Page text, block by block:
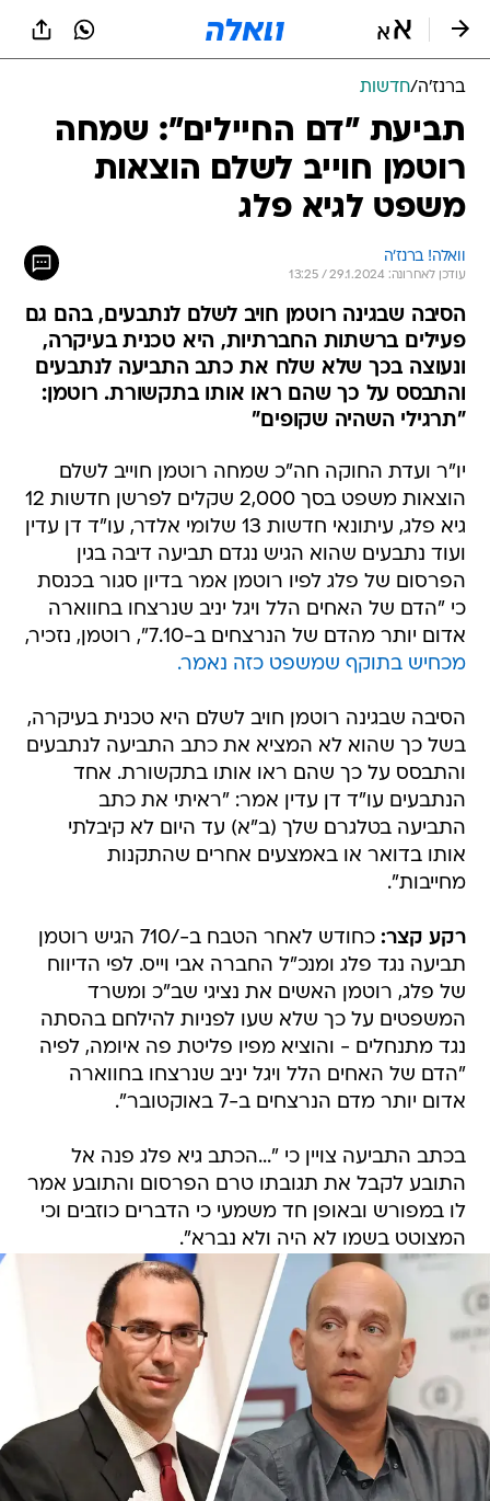
ברנז'ה/חדשות
תביעת "דם החיילים": שמחה
רוטמן חוייב לשלם הוצאות
משפט לגיא פלג
וואלה! ברנז'ה
עודכן לאחרונה: 29.1.2024 / 13:25
הסיבה שבגינה רוטמן חויב לשלם לנתבעים, בהם גם
פעילים ברשתות החברתיות, היא טכנית בעיקרה,
ונעוצה בכך שלא שלח את כתב התביעה לנתבעים
והתבסס על כך שהם ראו אותו בתקשורת. רוטמן:
"תרגילי השהיה שקופים"
יו"ר ועדת החוקה חה"כ שמחה רוטמן חוייב לשלם
הוצאות משפט בסך 2,000 שקלים לפרשן חדשות 12
גיא פלג, עיתונאי חדשות 13 שלומי אלדר, עו"ד דן עדין
ועוד נתבעים שהוא הגיש נגדם תביעה דיבה בגין
הפרסום של פלג לפיו רוטמן אמר בדיון סגור בכנסת
כי "הדם של האחים הלל ויגל יניב שנרצחו בחווארה
אדום יותר מהדם של הנרצחים ב-7.10", רוטמן, נזכיר,
מכחיש בתוקף שמשפט כזה נאמר.
הסיבה שבגינה רוטמן חויב לשלם היא טכנית בעיקרה,
בשל כך שהוא לא המציא את כתב התביעה לנתבעים
והתבסס על כך שהם ראו אותו בתקשורת. אחד
הנתבעים עו"ד דן עדין אמר: "ראיתי את כתב
התביעה בטלגרם שלך (ב"א) עד היום לא קיבלתי
אותו בדואר או באמצעים אחרים שהתקנות
מחייבות".
רקע קצר:
כחודש לאחר הטבח ב-/710 הגיש רוטמן
תביעה נגד פלג ומנכ"ל החברה אבי וייס. לפי הדיווח
של פלג, רוטמן האשים את נציגי שב"כ ומשרד
המשפטים על כך שלא שעו לפניות להילחם בהסתה
נגד מתנחלים - והוציא מפיו פליטת פה איומה, לפיה
"הדם של האחים הלל ויגל יניב שנרצחו בחווארה
אדום יותר מדם הנרצחים ב-7 באוקטובר".
בכתב התביעה צויין כי "...הכתב גיא פלג פנה אל
התובע לקבל את תגובתו טרם הפרסום והתובע אמר
לו במפורש ובאופן חד משמעי כי הדברים כוזבים וכי
המצוטט בשמו לא היה ולא נברא".